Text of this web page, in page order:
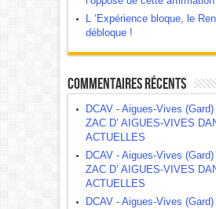
L ‘Expérience bloque, le
débloque !
Commentaires récents
DCAV - Aigues-Vives (Gard)
ZAC D’ AIGUES-VIVES
ACTUELLES
DCAV - Aigues-Vives (Gard)
ZAC D’ AIGUES-VIVES
ACTUELLES
DCAV - Aigues-Vives (Gard)